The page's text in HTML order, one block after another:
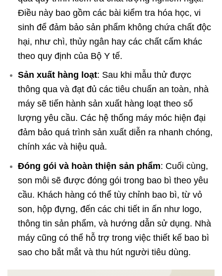
Điều này bao gồm các bài kiểm tra hóa học, vi
sinh để đảm bảo sản phẩm không chứa chất độc
hại, như chì, thủy ngân hay các chất cấm khác
theo quy định của Bộ Y tế.
Sản xuất hàng loạt: Sau khi mẫu thử được
thông qua và đạt đủ các tiêu chuẩn an toàn, nhà
máy sẽ tiến hành sản xuất hàng loạt theo số
lượng yêu cầu. Các hệ thống máy móc hiện đại
đảm bảo quá trình sản xuất diễn ra nhanh chóng,
chính xác và hiệu quả.
Đóng gói và hoàn thiện sản phẩm: Cuối cùng,
son môi sẽ được đóng gói trong bao bì theo yêu
cầu. Khách hàng có thể tùy chỉnh bao bì, từ vỏ
son, hộp đựng, đến các chi tiết in ấn như logo,
thông tin sản phẩm, và hướng dẫn sử dụng. Nhà
máy cũng có thể hỗ trợ trong việc thiết kế bao bì
sao cho bắt mắt và thu hút người tiêu dùng.